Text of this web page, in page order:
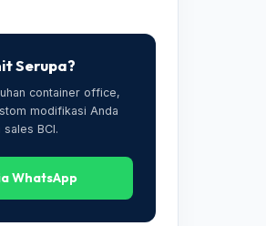
Serupa?
container office,
modifikasi Anda
BCI.
WhatsApp